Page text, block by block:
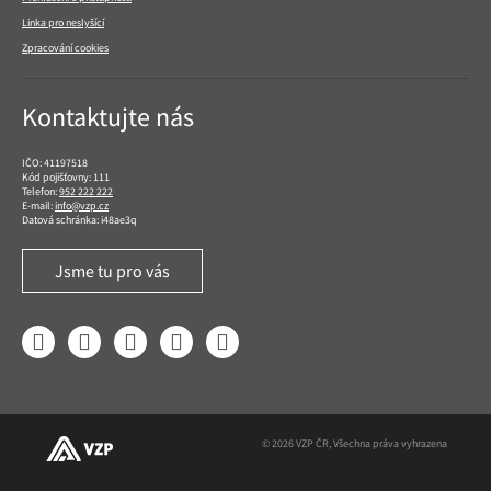
Linka pro neslyšící
Zpracování cookies
Kontaktujte nás
IČO: 41197518
Kód pojišťovny: 111
Telefon:952 222 222
E-mail:info@vzp.cz
Datová schránka: i48ae3q
Jsme tu pro vás
FacebookLinkedIn YouTube InstagramTwitter
© 2026 VZP ČR, Všechna práva vyhrazena